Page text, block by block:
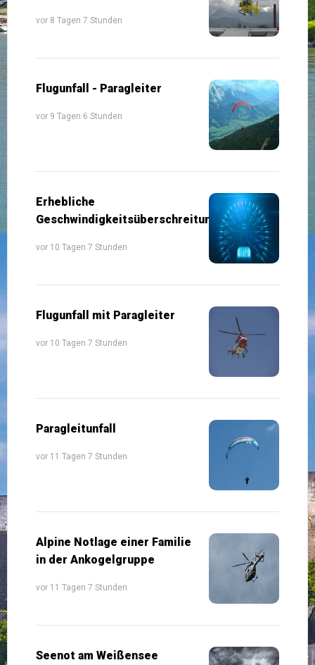
vor 8 Tagen 7 Stunden
Flugunfall - Paragleiter
vor 9 Tagen 6 Stunden
Erhebliche
Geschwindigkeitsüberschreitung
vor 10 Tagen 7 Stunden
Flugunfall mit Paragleiter
vor 10 Tagen 7 Stunden
Paragleitunfall
vor 11 Tagen 7 Stunden
Alpine Notlage einer Familie
in der Ankogelgruppe
vor 11 Tagen 7 Stunden
Seenot am Weißensee